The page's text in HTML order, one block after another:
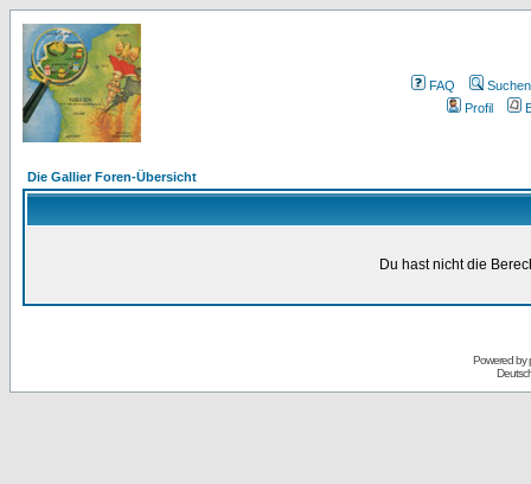
FAQ
Suchen
Profil
Die Gallier Foren-Übersicht
Du hast nicht die
Powered by